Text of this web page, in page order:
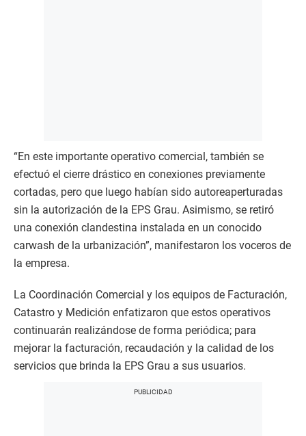
“En este importante operativo comercial, también se
efectuó el cierre drástico en conexiones previamente
cortadas, pero que luego habían sido autoreaperturadas
sin la autorización de la EPS Grau. Asimismo, se retiró
una conexión clandestina instalada en un conocido
carwash de la urbanización”, manifestaron los voceros de
la empresa.
La Coordinación Comercial y los equipos de Facturación,
Catastro y Medición enfatizaron que estos operativos
continuarán realizándose de forma periódica; para
mejorar la facturación, recaudación y la calidad de los
servicios que brinda la EPS Grau a sus usuarios.